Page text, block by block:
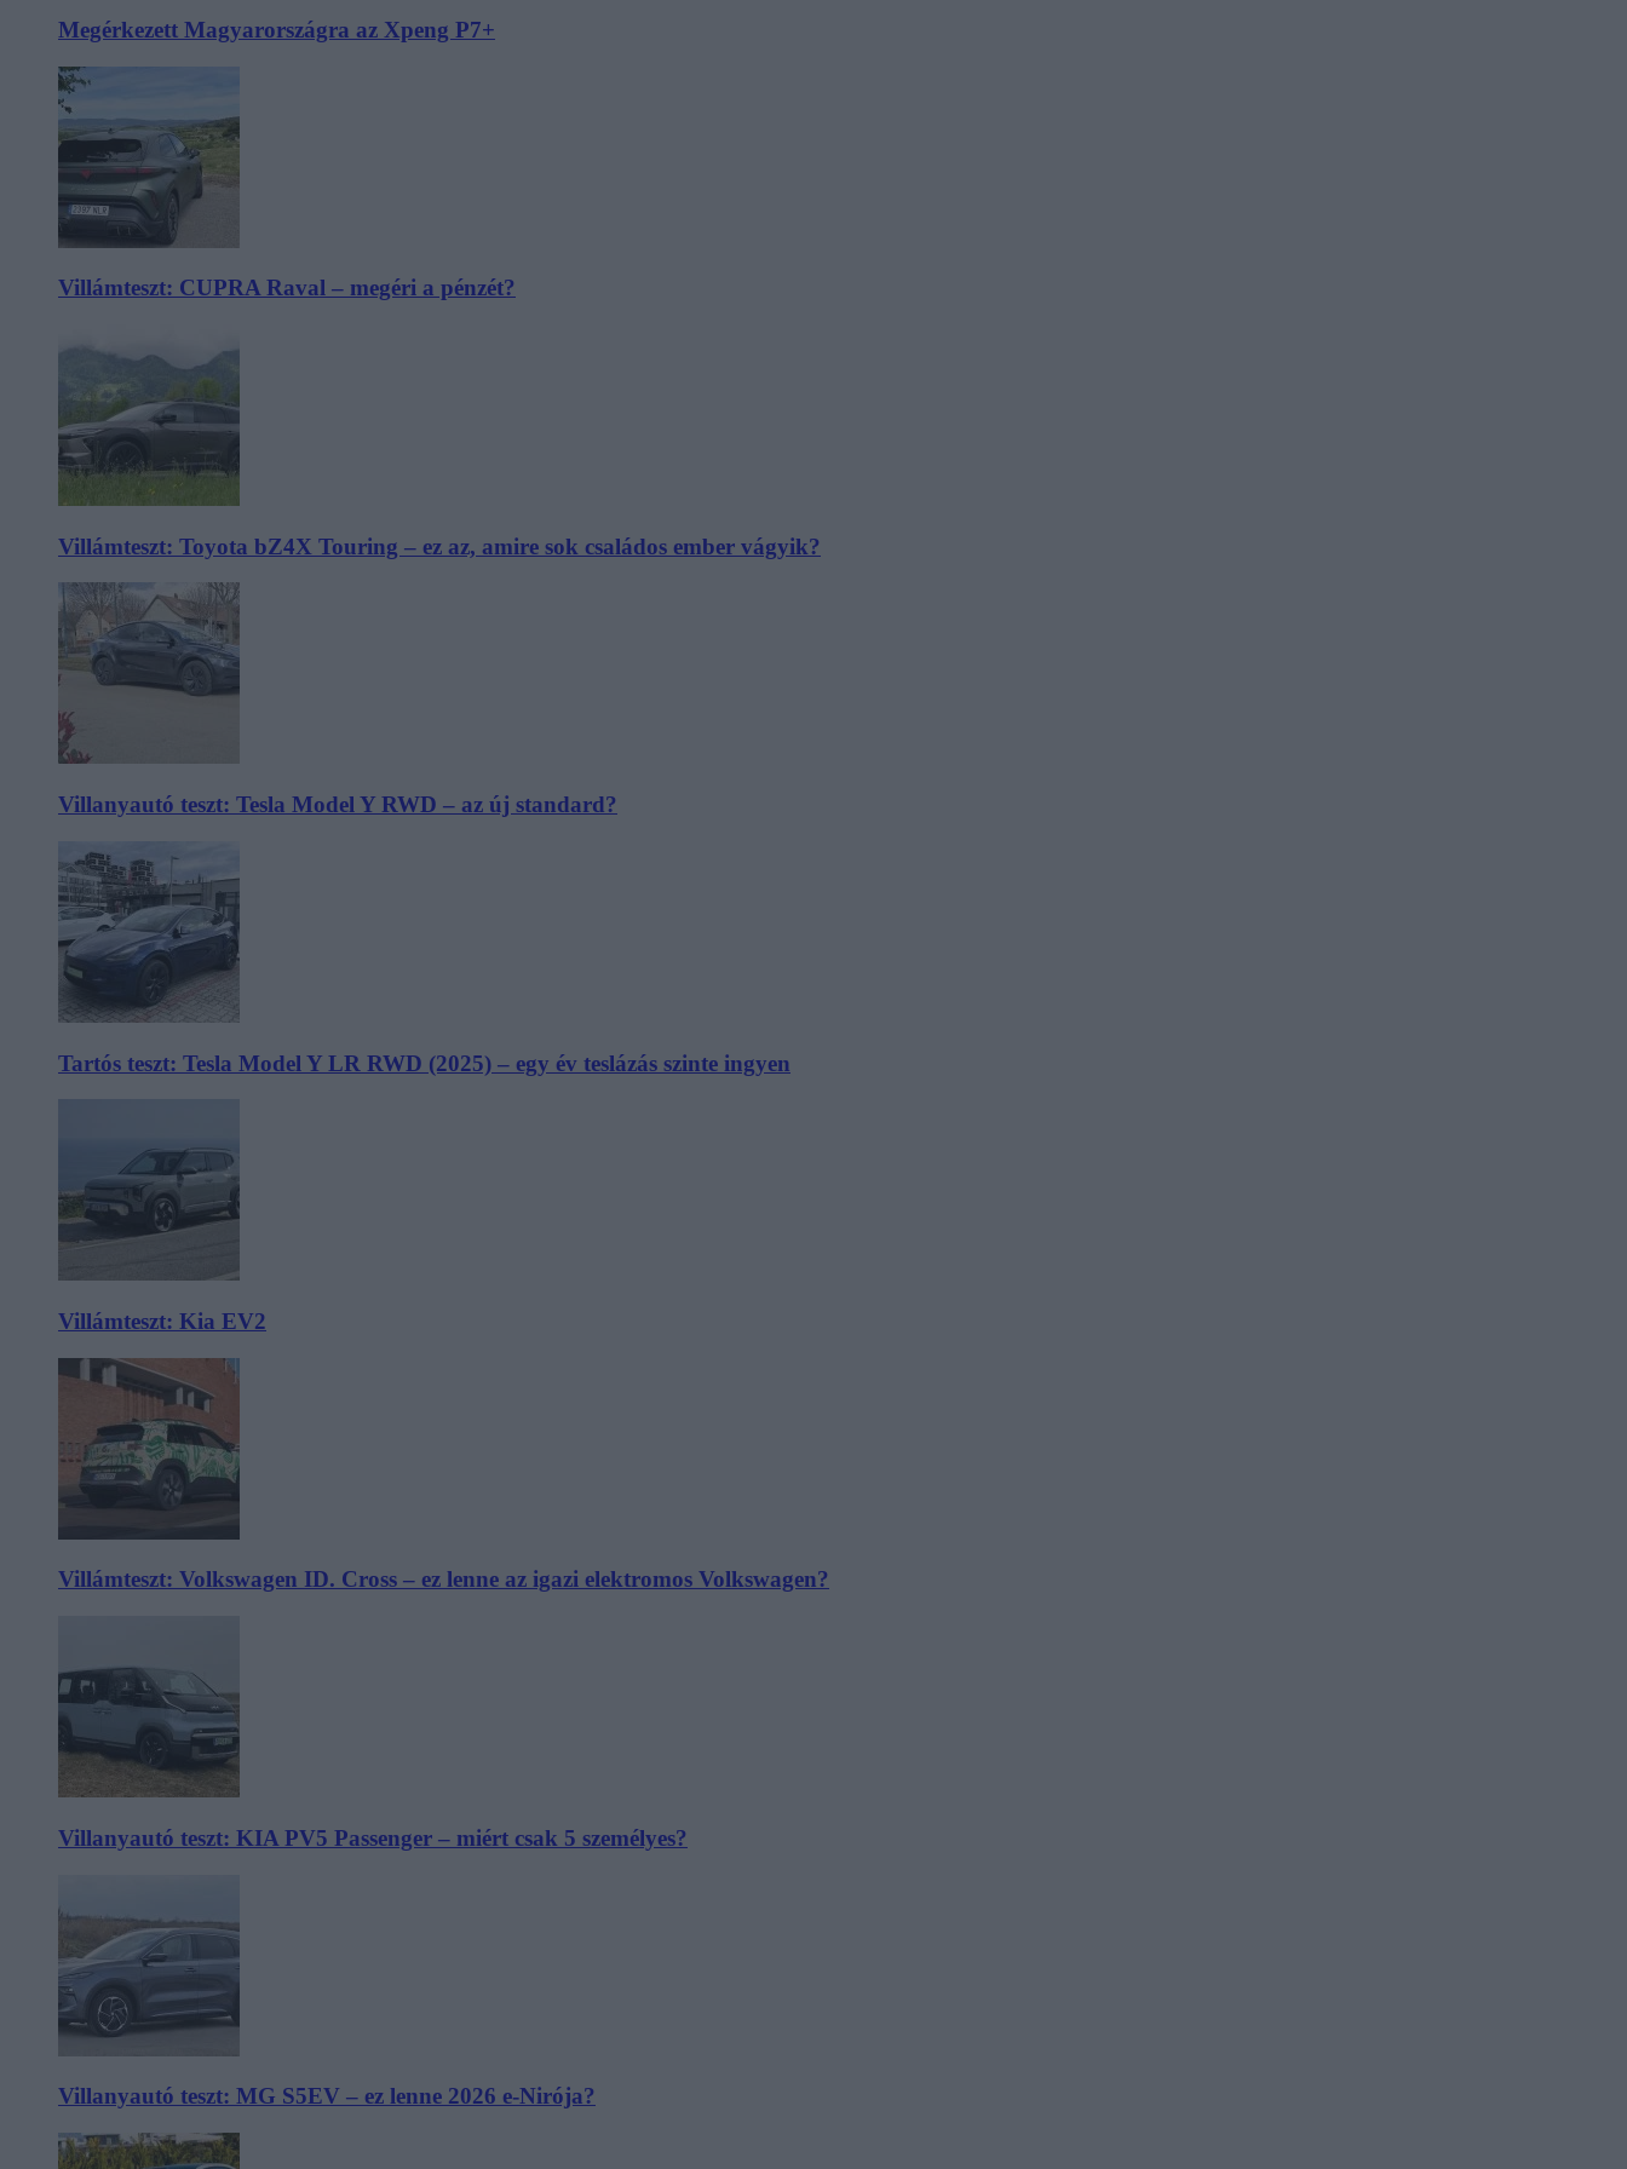
Megérkezett Magyarországra az Xpeng P7+
Villámteszt: CUPRA Raval – megéri a pénzét?
Villámteszt: Toyota bZ4X Touring – ez az, amire sok családos ember vágyik?
Villanyautó teszt: Tesla Model Y RWD – az új standard?
Tartós teszt: Tesla Model Y LR RWD (2025) – egy év teslázás szinte ingyen
Villámteszt: Kia EV2
Villámteszt: Volkswagen ID. Cross – ez lenne az igazi elektromos Volkswagen?
Villanyautó teszt: KIA PV5 Passenger – miért csak 5 személyes?
Villanyautó teszt: MG S5EV – ez lenne 2026 e-Nirója?